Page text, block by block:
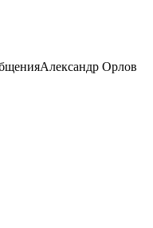
Александр Орлов